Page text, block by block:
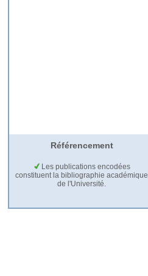
Référencement
Les publications encodées
constituent la bibliographie académique
de l'Université.